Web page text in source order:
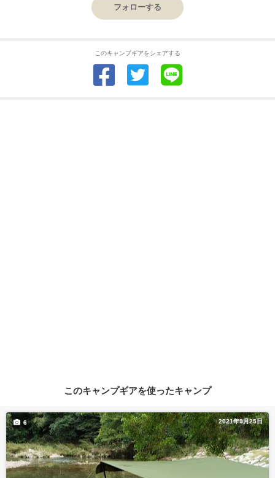
フォローする
このキャンプギアをシェアする
このキャンプギアを使ったキャンプ
2021年9月25日
6